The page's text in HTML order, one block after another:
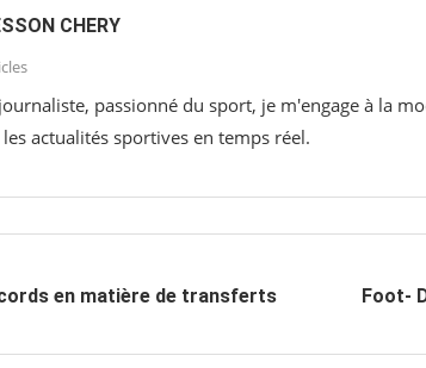
CHERY
passionné du sport, je m'engage à la
actualités sportives en temps réel.
en matière de transferts
Foot-